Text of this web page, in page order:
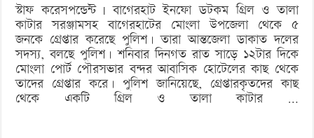
স্টাফ করেসপন্ডেন্ট | বাগেরহাট ইনফো ডটকম গ্রিল ও তালা
কাটার সরঞ্জামসহ বাগেরহাটের মোংলা উপজেলা থেকে ৫
জনকে গ্রেপ্তার করেছে পুলিশ। তারা আন্তজেলা ডাকাত দলের
সদস্য, বলছে পুলিশ। শনিবার দিনগত রাত সাড়ে ১২টার দিকে
মোংলা পোর্ট পৌরসভার বন্দর আবাসিক হোটেলের কাছ থেকে
তাদের গ্রেপ্তার করে। পুলিশ জানিয়েছে, গ্রেপ্তারকৃতদের কাছ
থেকে একটি গ্রিল ও তালা কাটার …